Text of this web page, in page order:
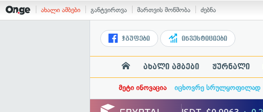
ახალი ამბები განტვირთვა მართვის მოწმობა ძებნა
ჯგუფები ინვესტიციები
ახალი ამბები ჟურნალი
მეტი ინოვაცია იცხოვრე სრულყოფილად